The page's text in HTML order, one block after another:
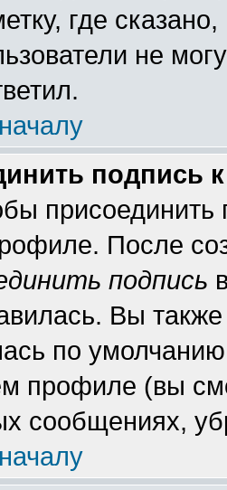
где
не
подпись
После
подпись
Вы
по
профиле (вы
сообщениях,